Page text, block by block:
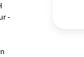
-